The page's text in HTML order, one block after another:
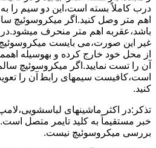
درب کاملاً ﺑﺴﺘﻪ اﺳﺖ،اﯾﻦ دو ﺳﯿﻢ را ﺑﻪ
اﻫﻢ ﻣﺘﺮ وصل کنید.اﮔﺮ ﻣﯿﮑﺮوﺳﻮﺋﯿﭻ
ﺑﺎﺷﺪ،ﻋﻘﺮﺑﻪ اهم متر ﻣﻨﺤﺮف میشود.در
ﻏﯿﺮ اﯾﻦ ﺻﻮرت،می بایست ﻣﯿﮑﺮوﺳﻮﺋﯿﭻ
از ﻣﺤﻞ خود ﺧﺎرج کرده و بهوسیله
آن را ﺗﺴﺖ ﻧﻤﺎﯾﯿﺪ.اﮔﺮ ﻣﯿﮑﺮوﺳﻮﺋﯿﭻ
اﺳﺖ،ﮐﺎﻓﯿﺴﺖ سیمهای راﺑﻄ آن را
کنید.
ﺗﺬﮐﺮ:در اﮐﺜﺮ ماشینهای
ﺧﺒﺮ مستقیماً ﺑﻪ ﮐﻠﯿﺪ ﺗﺎﯾﻤﺮ ﻣﺘﺼﻞ
بررسی ﻣﯿﮑﺮوﺳﻮﺋﯿﭻ نیست.